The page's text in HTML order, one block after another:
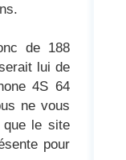
de 188
lui de
4S 64
ne vous
le site
pour